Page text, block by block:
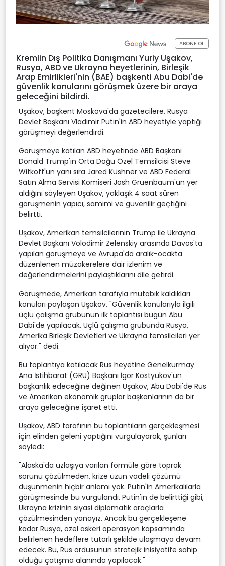
ABONE OL
Kremlin Dış Politika Danışmanı Yuriy Uşakov,
Rusya, ABD ve Ukrayna heyetlerinin, Birleşik
Arap Emirlikleri'nin (BAE) başkenti Abu Dabi'de
güvenlik konularını görüşmek üzere bir araya
geleceğini bildirdi.
Uşakov, başkent Moskova'da gazetecilere, Rusya
Devlet Başkanı Vladimir Putin'in ABD heyetiyle yaptığı
görüşmeyi değerlendirdi.
Görüşmeye katılan ABD heyetinde ABD Başkanı
Donald Trump'ın Orta Doğu Özel Temsilcisi Steve
Witkoff'un yanı sıra Jared Kushner ve ABD Federal
Satın Alma Servisi Komiseri Josh Gruenbaum'un yer
aldığını söyleyen Uşakov, yaklaşık 4 saat süren
görüşmenin yapıcı, samimi ve güvenilir geçtiğini
belirtti.
Uşakov, Amerikan temsilcilerinin Trump ile Ukrayna
Devlet Başkanı Volodimir Zelenskiy arasında Davos'ta
yapılan görüşmeye ve Avrupa'da aralık-ocakta
düzenlenen müzakerelere dair izlenim ve
değerlendirmelerini paylaştıklarını dile getirdi.
Görüşmede, Amerikan tarafıyla mutabık kaldıkları
konuları paylaşan Uşakov, "Güvenlik konularıyla ilgili
üçlü çalışma grubunun ilk toplantısı bugün Abu
Dabi'de yapılacak. Üçlü çalışma grubunda Rusya,
Amerika Birleşik Devletleri ve Ukrayna temsilcileri yer
alıyor." dedi.
Bu toplantıya katılacak Rus heyetine Genelkurmay
Ana İstihbarat (GRU) Başkanı İgor Kostyukov'un
başkanlık edeceğine değinen Uşakov, Abu Dabi'de Rus
ve Amerikan ekonomik gruplar başkanlarının da bir
araya geleceğine işaret etti.
Uşakov, ABD tarafının bu toplantıların gerçekleşmesi
için elinden geleni yaptığını vurgulayarak, şunları
söyledi:
"Alaska'da uzlaşıya varılan formüle göre toprak
sorunu çözülmeden, krize uzun vadeli çözümü
düşünmenin hiçbir anlamı yok. Putin'in Amerikalılarla
görüşmesinde bu vurgulandı. Putin'in de belirttiği gibi,
Ukrayna krizinin siyasi diplomatik araçlarla
çözülmesinden yanayız. Ancak bu gerçekleşene
kadar Rusya, özel askeri operasyon kapsamında
belirlenen hedeflere tutarlı şekilde ulaşmaya devam
edecek. Bu, Rus ordusunun stratejik inisiyatife sahip
olduğu çatışma alanında yapılacak."